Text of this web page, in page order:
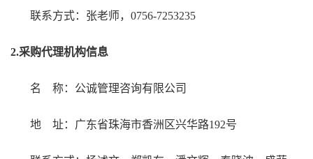
联系方式：张老师，0756-7253235
2.采购代理机构信息
名 称：公诚管理咨询有限公司
地 址：广东省珠海市香洲区兴华路192号